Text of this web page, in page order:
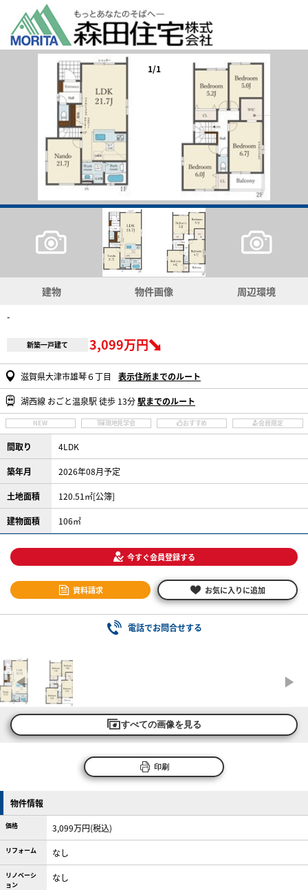
1/1
建物 物件画像 周辺環境
-
新築一戸建て 3,099万円
滋賀県大津市雄琴６丁目 表示住所までのルート
湖西線 おごと温泉駅 徒歩 13分駅までのルート
NEW 現地見学会 おすすめ 会員限定
間取り 4LDK
築年月 2026年08月予定
土地面積 120.51㎡[公簿]
建物面積 106㎡
今すぐ会員登録する
資料請求 お気に入りに追加
電話でお問合せする
すべての画像を見る
印刷
物件情報
価格 3,099万円(税込)
リフォーム なし
リノベーシ
ョン
なし